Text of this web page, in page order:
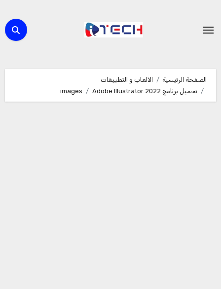
المحتوى
الصفحة الرئيسية
الالعاب و التطبيقات
تحميل برنامج Adobe Illustrator 2022
images